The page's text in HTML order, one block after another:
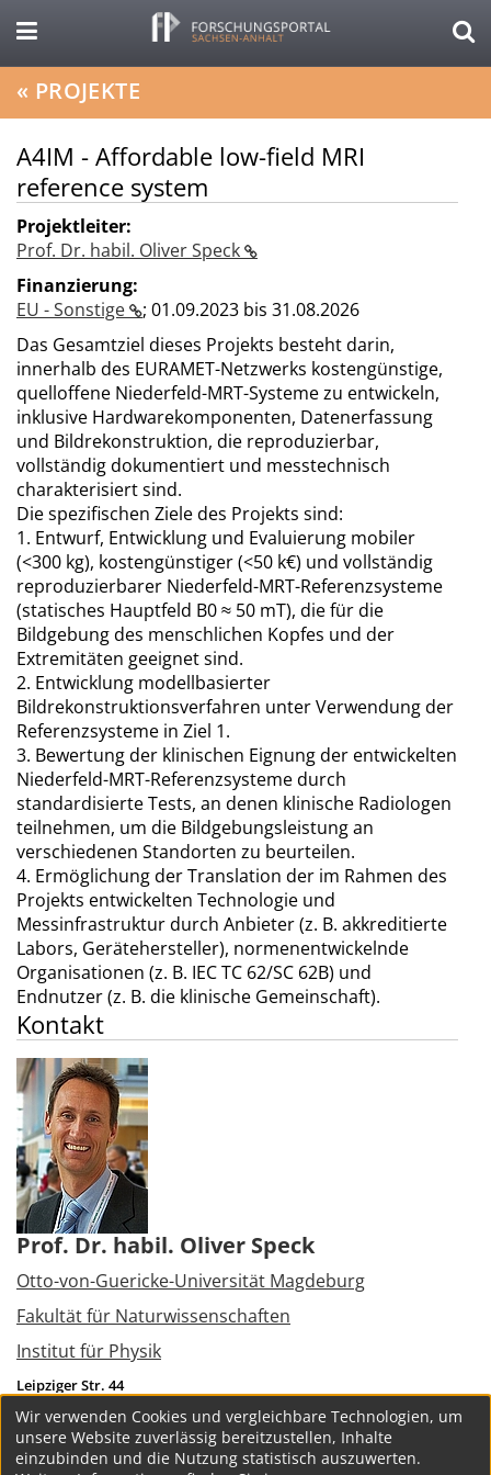
« PROJEKTE
A4IM - Affordable low-field MRI
reference system
Projektleiter:
Prof. Dr. habil. Oliver Speck
Finanzierung:
EU - Sonstige
; 01.09.2023 bis 31.08.2026
Das Gesamtziel dieses Projekts besteht darin,
innerhalb des EURAMET-Netzwerks kostengünstige,
quelloffene Niederfeld-MRT-Systeme zu entwickeln,
inklusive Hardwarekomponenten, Datenerfassung
und Bildrekonstruktion, die reproduzierbar,
vollständig dokumentiert und messtechnisch
charakterisiert sind.
Die spezifischen Ziele des Projekts sind:
1. Entwurf, Entwicklung und Evaluierung mobiler
(<300 kg), kostengünstiger (<50 k€) und vollständig
reproduzierbarer Niederfeld-MRT-Referenzsysteme
(statisches Hauptfeld B0 ≈ 50 mT), die für die
Bildgebung des menschlichen Kopfes und der
Extremitäten geeignet sind.
2. Entwicklung modellbasierter
Bildrekonstruktionsverfahren unter Verwendung der
Referenzsysteme in Ziel 1.
3. Bewertung der klinischen Eignung der entwickelten
Niederfeld-MRT-Referenzsysteme durch
standardisierte Tests, an denen klinische Radiologen
teilnehmen, um die Bildgebungsleistung an
verschiedenen Standorten zu beurteilen.
4. Ermöglichung der Translation der im Rahmen des
Projekts entwickelten Technologie und
Messinfrastruktur durch Anbieter (z. B. akkreditierte
Labors, Gerätehersteller), normenentwickelnde
Organisationen (z. B. IEC TC 62/SC 62B) und
Endnutzer (z. B. die klinische Gemeinschaft).
Kontakt
Prof. Dr. habil. Oliver Speck
Otto-von-Guericke-Universität Magdeburg
Fakultät für Naturwissenschaften
Institut für Physik
Leipziger Str. 44
39120
Magdeburg
Tel.:
+49 391 6756113
oliver.speck@ovgu.de
Wir verwenden Cookies und vergleichbare Technologien, um
unsere Website zuverlässig bereitzustellen, Inhalte
einzubinden und die Nutzung statistisch auszuwerten.